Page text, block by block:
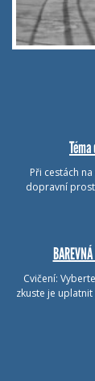
Při cestách
dopravní
Cvičení:
zkuste je